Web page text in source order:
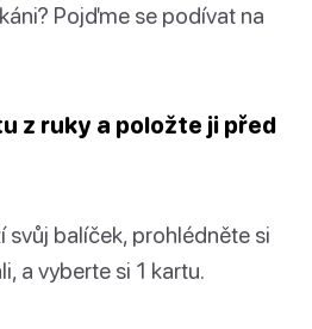
Pojďme se podívat na
z ruky a položte ji před
svůj balíček, prohlédněte si
a vyberte si 1 kartu.